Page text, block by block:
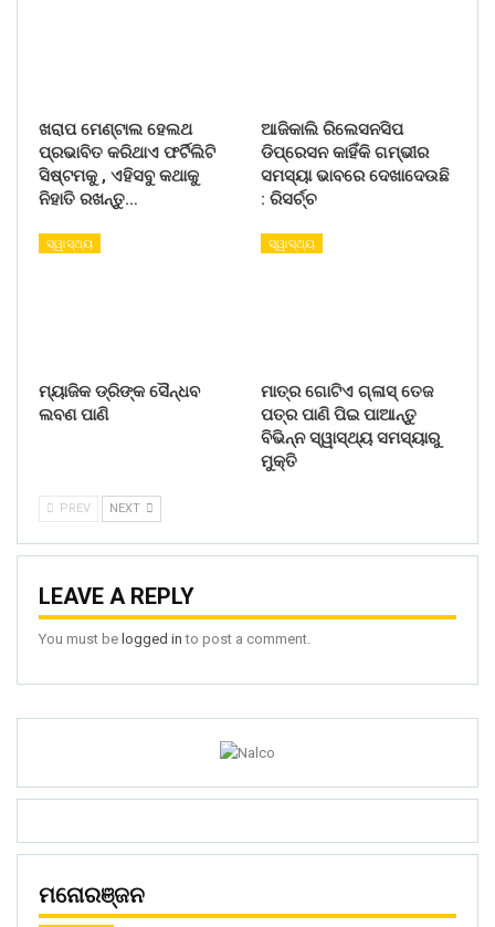
ଖରାପ ମେଣ୍ଟାଲ ହେଲଥ
ପ୍ରଭାବିତ କରିଥାଏ ଫର୍ଟିଲିଟି
ସିଷ୍ଟମକୁ , ଏହିସବୁ କଥାକୁ
ନିହାତି ରଖନ୍ତୁ…
ଆଜିକାଲି ରିଲେସନସିପ
ଡିପ୍ରେସନ କାହିଁକି ଗମ୍ଭୀର
ସମସ୍ୟା ଭାବରେ ଦେଖାଦେଉଛି
: ରିସର୍ଚ୍ଚ
ସ୍ୱାସ୍ଥ୍ୟ
ମ୍ୟାଜିକ ଡ୍ରିଙ୍କ ସୈନ୍ଧବ
ଲବଣ ପାଣି
ସ୍ୱାସ୍ଥ୍ୟ
ମାତ୍ର ଗୋଟିଏ ଗ୍ଳାସ୍ ତେଜ
ପତ୍ର ପାଣି ପିଇ ପାଆନ୍ତୁ
ବିଭିନ୍ନ ସ୍ୱାସ୍ଥ୍ୟ ସମସ୍ୟାରୁ
ମୁକ୍ତି
PREV NEXT
LEAVE A REPLY
You must be logged in to post a comment.
ମନୋରଞ୍ଜନ